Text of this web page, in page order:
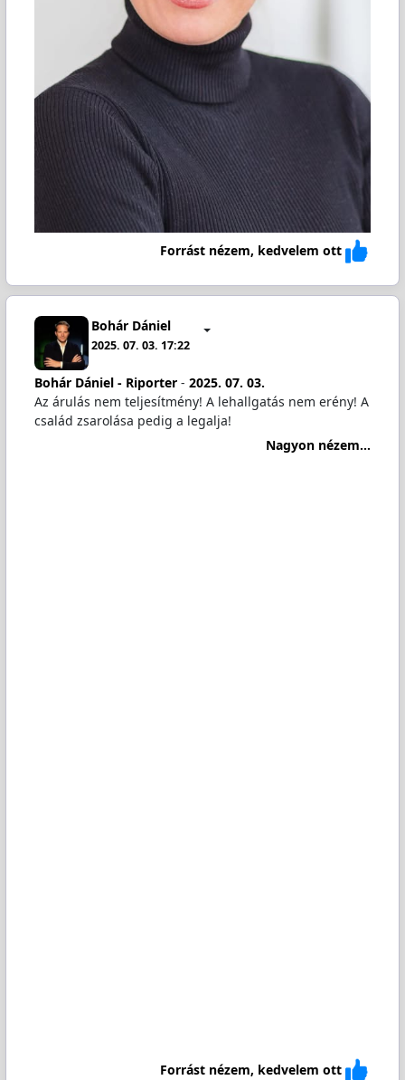
Forrást nézem, kedvelem ott
Bohár Dániel
2025. 07. 03. 17:22
Bohár Dániel - Riporter- 2025. 07. 03.
Az árulás nem teljesítmény! A lehallgatás nem erény! A
család zsarolása pedig a legalja!
Nagyon nézem...
Forrást nézem, kedvelem ott